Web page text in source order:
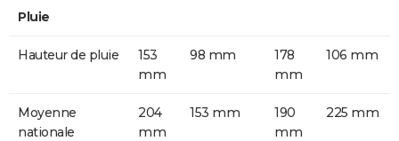
Pluie
Hauteur de pluie
153
mm
98 mm
178
mm
106 mm
Moyenne
nationale
204
mm
153 mm
190
mm
225 mm